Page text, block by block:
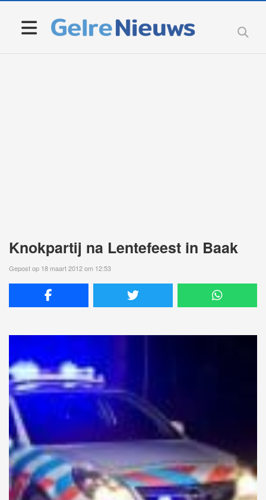
Knokpartij na Lentefeest in Baak
Gepost op 18 maart 2012 om 12:53